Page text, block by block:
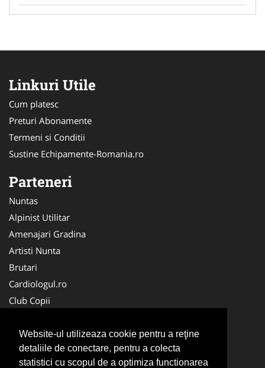
Website-ul utilizeaza cookie pentru a reţine
detaliile de conectare, pentru a colecta
statistici cu scopul de a optimiza functionarea
Linkuri Utile
Cum platesc
Preturi Abonamente
Termeni si Conditii
Sustine Echipamente-Romania.ro
Parteneri
Nuntas
Alpinist Utilitar
Amenajari Gradina
Artisti Nunta
Brutari
Cardiologul.ro
Club Copii
Ambalaje Romania
Cabinet-Individual.ro